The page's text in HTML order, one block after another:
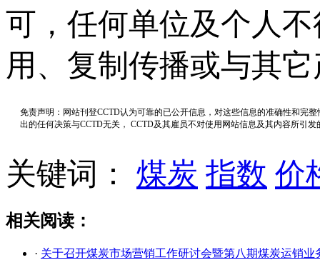
可，任何单位及个人
用、复制传播或与其
免责声明：网站刊登CCTD认为可靠的已公开信息，对这些信息的准确性和完
出的任何决策与CCTD无关， CCTD及其雇员不对使用网站信息及其内容所引
关键词： 煤炭 指数 价
相关阅读：
· 关于召开煤炭市场营销工作研讨会暨第八期煤炭运销业